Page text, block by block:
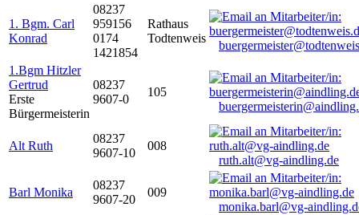
1. Bgm. Carl
Konrad
08237
959156
0174
1421854
Rathaus
Todtenweis
1.Bgm Hitzler
Gertrud
Erste
Bürgermeisterin
08237
9607-0
105
Alt Ruth
08237
9607-10
008
ruth.alt@vg-aindling.de
Barl Monika
08237
9607-20
009
monika.barl@vg-